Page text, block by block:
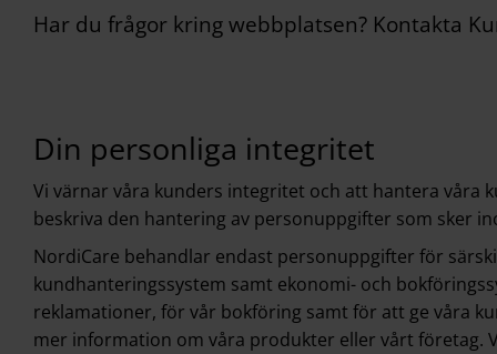
Har du frågor kring webbplatsen? Kontakta
Din personliga integritet
Vi värnar våra kunders integritet och att hantera våra
beskriva den hantering av personuppgifter som sker
NordiCare behandlar endast personuppgifter för
kundhanteringssystem samt ekonomi- och
reklamationer, för vår bokföring samt för att ge våra
mer information om våra produkter eller vårt företag.